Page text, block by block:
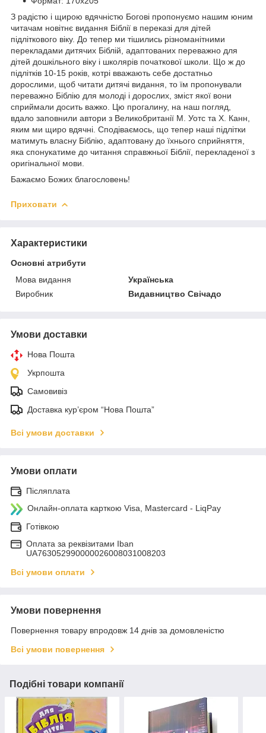
З радістю і щирою вдячністю Богові пропонуємо нашим юним
читачам новітнє видання Біблії в переказі для дітей
підліткового віку. До тепер ми тішились різноманітними
перекладами дитячих Біблій, адаптованих переважно для
дітей дошкільного віку і школярів початкової школи. Що ж до
підлітків 10-15 років, котрі вважають себе достатньо
дорослими, щоб читати дитячі видання, то їм пропонували
переважно Біблію для молоді і дорослих, зміст якої вони
сприймали досить важко. Цю прогалину, на наш погляд,
вдало заповнили автори з Великобританії М. Уотс та Х. Канн,
яким ми щиро вдячні. Сподіваємось, що тепер наші підлітки
матимуть власну Біблію, адаптовану до їхнього сприйняття,
яка спонукатиме до читання справжньої Біблії, перекладеної з
оригінальної мови.
Бажаємо Божих благословень!
Приховати
Характеристики
Основні атрибути
Мова видання
Українська
Виробник
Видавництво Свічадо
Умови доставки
Нова Пошта
Укрпошта
Самовивіз
Доставка кур’єром “Нова Пошта”
Всі умови доставки
Умови оплати
Післяплата
Онлайн-оплата карткою Visa, Mastercard - LiqPay
Готівкою
Оплата за реквізитами Iban
UA763052990000026008031008203
Всі умови оплати
Умови повернення
Повернення товару впродовж 14 днів за домовленістю
Всі умови повернення
Подібні товари компанії